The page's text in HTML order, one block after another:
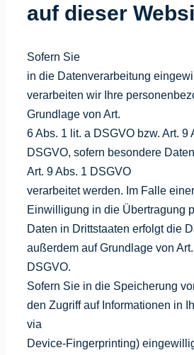
auf dieser
Sofern Sie
in die Datenverarbeitung
verarbeiten wir Ihre
Grundlage von Art.
6 Abs. 1 lit. a DSGVO bzw. Art. 9
DSGVO, sofern besondere
Art. 9 Abs. 1 DSGVO
verarbeitet werden. Im Falle
Einwilligung in die Übertragung
Daten in Drittstaaten erfolgt die
außerdem auf Grundlage von
DSGVO.
Sofern Sie in die Speicherung
den Zugriff auf Informationen in
via
Device-Fingerprinting)